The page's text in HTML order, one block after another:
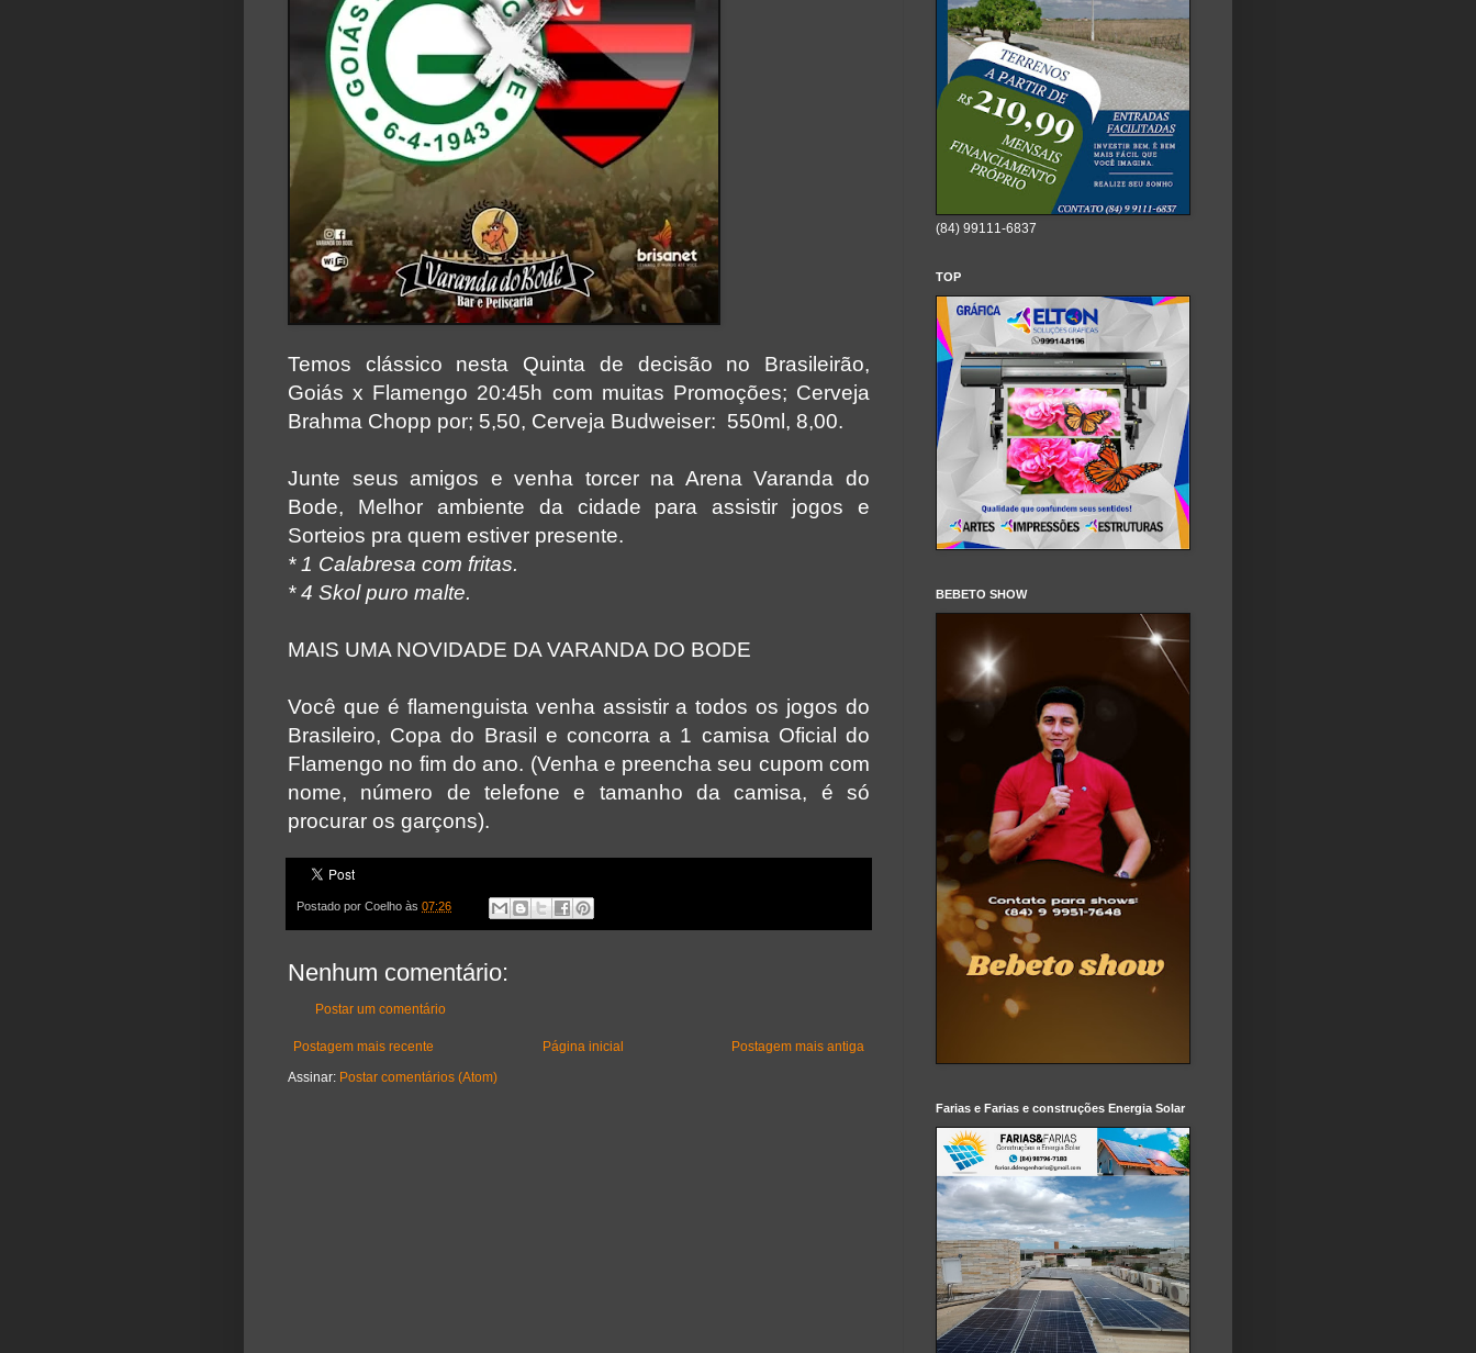
Temos clássico nesta Quinta de decisão no Brasileirão,
Goiás x Flamengo 20:45h com muitas Promoções; Cerveja
Brahma Chopp por; 5,50, Cerveja Budweiser: 550ml, 8,00.
Junte seus amigos e venha torcer na Arena Varanda do
Bode, Melhor ambiente da cidade para assistir jogos e
Sorteios pra quem estiver presente.
* 1 Calabresa com fritas.
* 4 Skol puro malte.
MAIS UMA NOVIDADE DA VARANDA DO BODE
Você que é flamenguista venha assistir a todos os jogos do
Brasileiro, Copa do Brasil e concorra a 1 camisa Oficial do
Flamengo no fim do ano. (Venha e preencha seu cupom com
nome, número de telefone e tamanho da camisa, é só
procurar os garçons).
Postado por Coelho às 07:26
Nenhum comentário:
Postar um comentário
Postagem mais recente Postagem mais antiga
Página inicial
Assinar: Postar comentários (Atom)
(84) 99111-6837
TOP
BEBETO SHOW
Farias e Farias e construções Energia Solar